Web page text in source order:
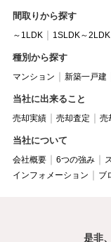
間取りから探す
～1LDK 1SLDK～2LDK
種別から探す
マンション 新築一戸建
当社に出来ること
売却実績 売却査定 売
当社について
会社概要 6つの強み
インフォメーション
ブ
是非